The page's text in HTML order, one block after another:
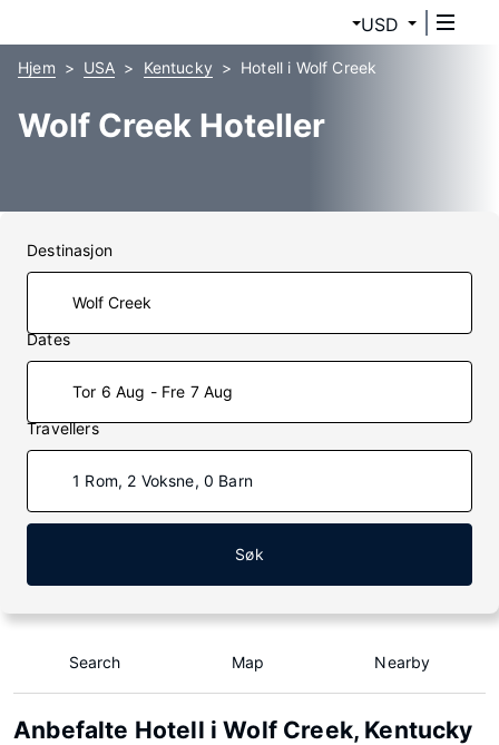
USD
Hjem USA Kentucky Hotell i Wolf Creek
Wolf Creek Hoteller
Destinasjon
Dates
Tor 6 Aug - Fre 7 Aug
Travellers
1 Rom, 2 Voksne, 0 Barn
Søk
Search Map Nearby
Anbefalte Hotell i Wolf Creek, Kentucky